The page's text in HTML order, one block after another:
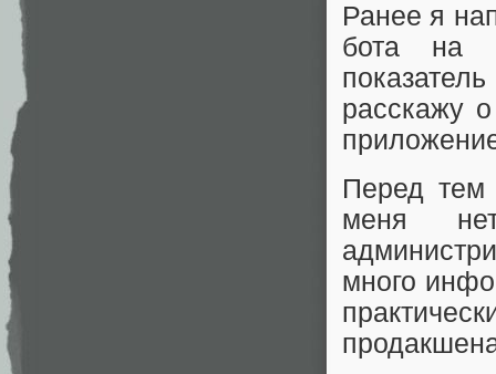
Ранее я
бота на
расскажу
Перед тем
меня
много